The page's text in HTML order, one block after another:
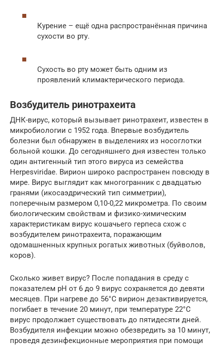
Курение – ещё одна распространённая причина
сухости во рту.
Сухость во рту может быть одним из
проявлений климактерического периода.
Возбудитель ринотрахеита
ДНК-вирус, который вызывает ринотрахеит, известен в
микробиологии с 1952 года. Впервые возбудитель
болезни был обнаружен в выделениях из носоглотки
больной кошки. До сегодняшнего дня известен только
один антигенный тип этого вируса из семейства
Herpesviridae. Вирион широко распространен повсюду в
мире. Вирус выглядит как многогранник с двадцатью
гранями (икосаэдрический тип симметрии),
поперечным размером 0,10-0,22 микрометра. По своим
биологическим свойствам и физико-химическим
характеристикам вирус кошачьего герпеса схож с
возбудителем ринотрахеита, поражающим
одомашненных крупных рогатых животных (буйволов,
коров).
Сколько живет вирус? После попадания в среду с
показателем рН от 6 до 9 вирус сохраняется до девяти
месяцев. При нагреве до 56°С вирион дезактивируется,
погибает в течение 20 минут, при температуре 22°С
вирус продолжает существовать до пятидесяти дней.
Возбудителя инфекции можно обезвредить за 10 минут,
проведя дезинфекционные мероприятия при помощи